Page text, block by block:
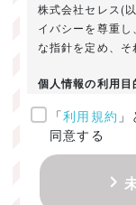
株式会社セレス(
イバシーを尊重
な指針を定め、そ
個人情報の利用目
ご提供いただき
たします。
・お問い合わせ
・当社のお客様
「利用規約
同意する